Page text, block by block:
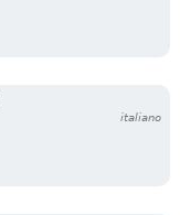
italiano